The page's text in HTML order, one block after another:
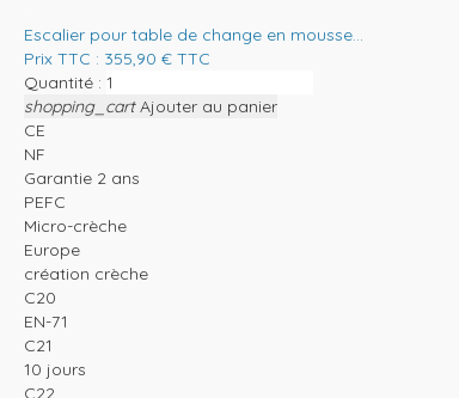
Escalier pour table de change en mousse...
Prix TTC : 355,90 € TTC
Quantité :
shopping_cart Ajouter au panier
CE
NF
Garantie 2 ans
PEFC
Micro-crèche
Europe
création crèche
C20
EN-71
C21
10 jours
C22